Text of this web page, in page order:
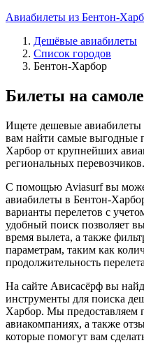
Авиабилеты из Бентон-
Дешёвые авиабилеты
Список городов
Бентон-Харбор
Билеты на
Ищете дешевые
вам найти самые выгодные
Харбор от крупнейших
региональных перевозчиков.
С помощью Aviasurf вы
авиабилеты в Бентон-
варианты перелетов с
удобный поиск позволяет
время вылета, а также
параметрам, таким как
продолжительность
На сайте Ависасёрф вы
инструменты для поиска
Харбор. Мы
авиакомпаниях, а также
которые помогут вам